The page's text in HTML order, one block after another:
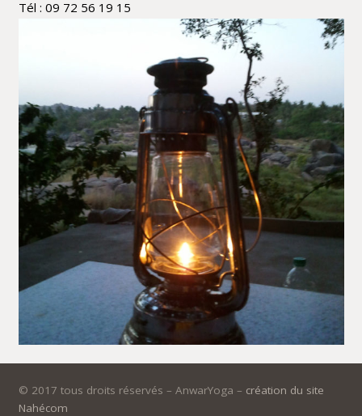
Tél : 09 72 56 19 15
© 2017 tous droits réservés – AnwarYoga – création du site
Nahécom